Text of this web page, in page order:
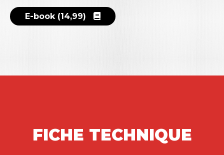
E-book (14,99)
FICHE TECHNIQUE